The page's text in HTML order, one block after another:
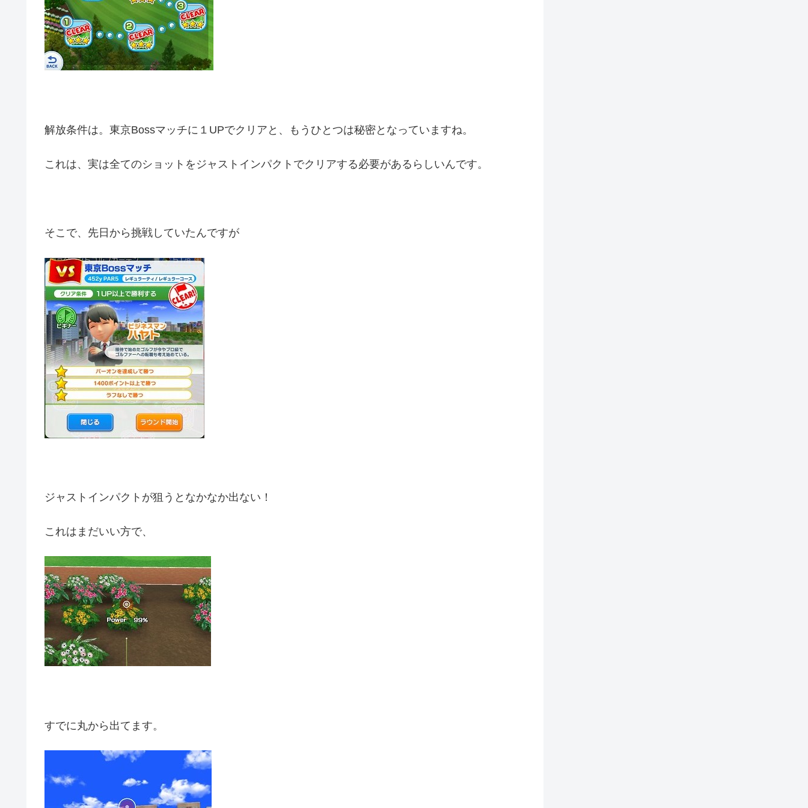
解放条件は。東京Bossマッチに１UPでクリアと、もうひとつは秘密となっていますね。
これは、実は全てのショットをジャストインパクトでクリアする必要があるらしいんです。
そこで、先日から挑戦していたんですが
ジャストインパクトが狙うとなかなか出ない！
これはまだいい方で、
すでに丸から出てます。